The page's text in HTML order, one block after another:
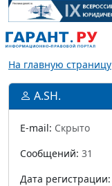
На главную страницу
A.SH.
E-mail: Скрыто
Сообщений: 31
Дата регистрации: